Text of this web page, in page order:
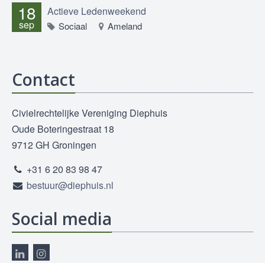
18
sep
Actieve Ledenweekend
Sociaal Ameland
Contact
Civielrechtelijke Vereniging Diephuis
Oude Boteringestraat 18
9712 GH Groningen
+31 6 20 83 98 47
bestuur@diephuis.nl
Social media